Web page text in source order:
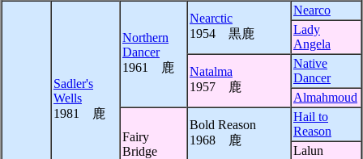
Sadler's
Wells
1981 鹿
Northern
Dancer
1961 鹿
Nearctic
1954 黒鹿
Nearco
Lady
Angela
Natalma
1957 鹿
Native
Dancer
Almahmoud
Fairy
Bridge
Bold Reason
1968 鹿
Hail to
Reason
Lalun